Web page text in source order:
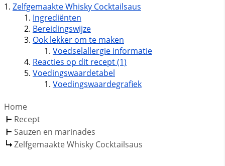
Zelfgemaakte Whisky Cocktailsaus
Ingrediënten
Bereidingswijze
Ook lekker om te maken
Voedselallergie informatie
Reacties op dit recept (1)
Voedingswaardetabel
Voedingswaardegrafiek
Home
Recept
Sauzen en marinades
Zelfgemaakte Whisky Cocktailsaus